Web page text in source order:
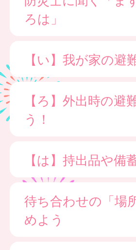
ろは」
【い】我が家の
【ろ】外出時の
う！
【は】持出品や
待ち合わせの「場
めよう